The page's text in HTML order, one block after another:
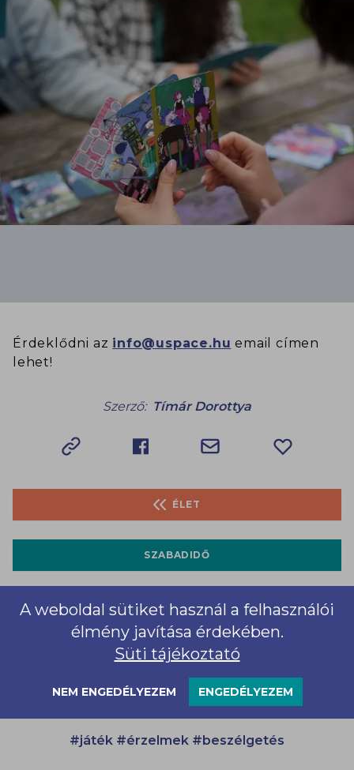
Érdeklődni az info@uspace.hu email címen
lehet!
Szerző: Tímár Dorottya
ÉLET
SZABADIDŐ
KÉRDEZZ BÁTRAN!
#játék #érzelmek #beszélgetés
A weboldal sütiket használ a felhasználói
élmény javítása érdekében.
Süti tájékoztató
NEM ENGEDÉLYEZEM ENGEDÉLYEZEM